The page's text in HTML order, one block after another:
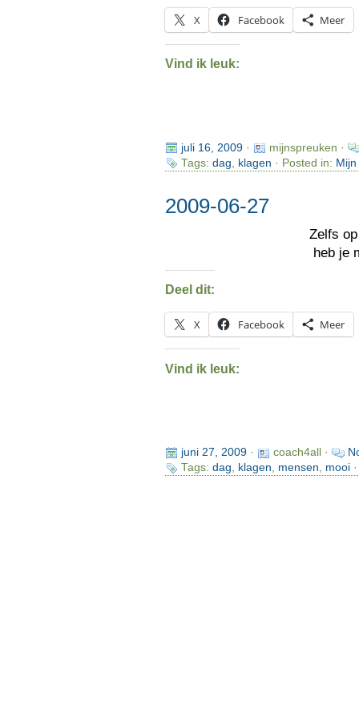
X Facebook Meer
Vind ik leuk:
juli 16, 2009·
mijnspreuken ·
Tags: dag klagen · Posted in:
2009-06-27
Zelfs
heb je
Deel dit:
X Facebook Meer
Vind ik leuk:
juni 27, 2009· coach4all ·
Tags: dag, klagen, mensen, mooi·